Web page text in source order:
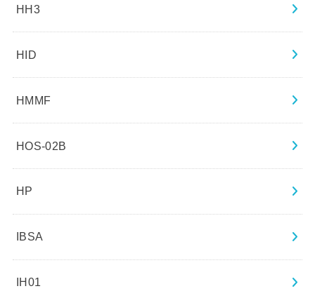
HH3
HID
HMMF
HOS-02B
HP
IBSA
IH01